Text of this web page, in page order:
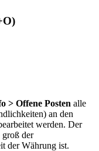
> Offene Posten alle
an den
werden. Der
der
der Währung ist.